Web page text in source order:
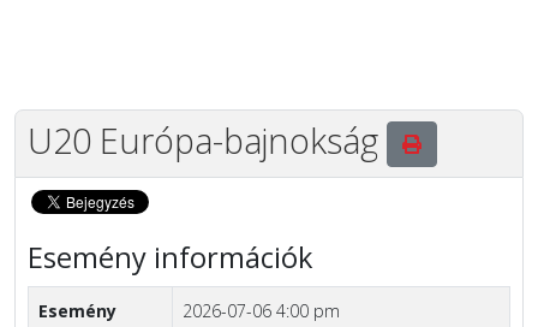
U20 Európa-bajnokság
Esemény információk
Esemény
2026-07-06 4:00 pm